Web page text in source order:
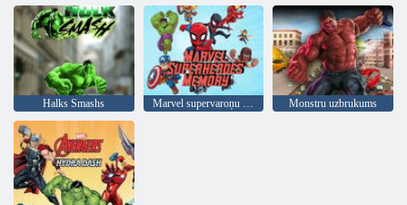
Halks Smashs Marvel supervaroņu atmiņa Monstru uzbrukums